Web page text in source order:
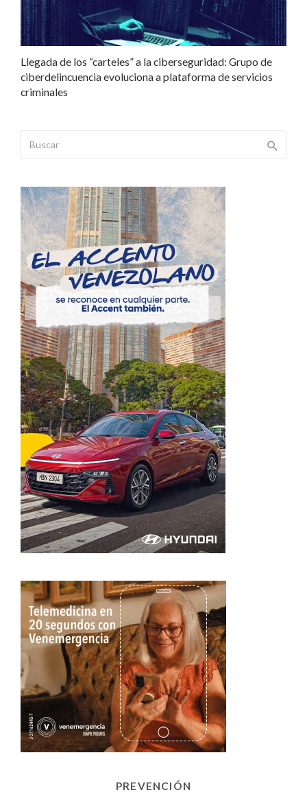
Llegada de los “carteles” a la ciberseguridad: Grupo de
ciberdelincuencia evoluciona a plataforma de servicios
criminales
PREVENCIÓN